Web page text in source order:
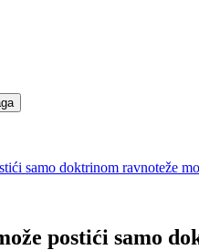
samo doktrinom ravnoteže
postići samo